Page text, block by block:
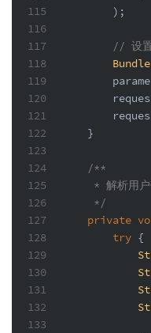
115
116
117
118
119
120
121
122
123
124
125
126
127
128
129
130
131
132
133
        );
// 设
Bundle
    }
/**
* 解析用
     */
private
try {